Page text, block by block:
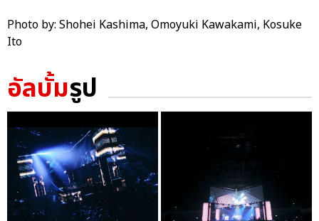
Photo by: Shohei Kashima, Omoyuki Kawakami, Kosuke
Ito
อัลบั้มรูป